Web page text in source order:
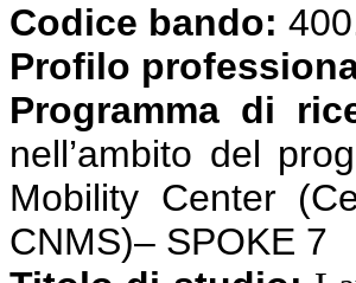
Codice bando:
Profilo
Programma di
nell’ambito del
Mobility Center
CNMS)– SPOKE 7